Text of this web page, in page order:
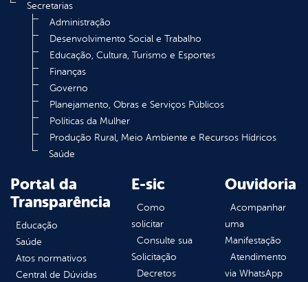
Secretarias
Administração
Desenvolvimento Social e Trabalho
Educação, Cultura, Turismo e Esportes
Finanças
Governo
Planejamento, Obras e Serviços Públicos
Políticas da Mulher
Produção Rural, Meio Ambiente e Recursos Hídricos
Saúde
Portal da
Transparência
Educação
Saúde
Atos normativos
Central de Dúvidas
E-sic
Como
solicitar
Consulte sua
Solicitação
Decretos
Ouvidoria
Acompanhar
uma
Manifestação
Atendimento
via WhatsApp